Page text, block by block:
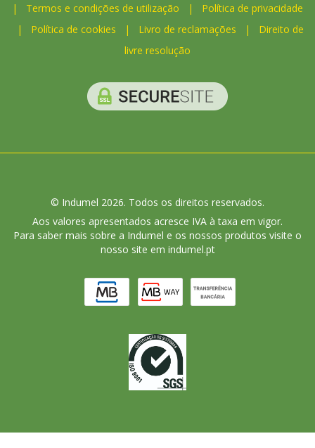
| Termos e condições de utilização | Política de privacidade
| Política de cookies | Livro de reclamações | Direito de
livre resolução
© Indumel 2026. Todos os direitos reservados.
Aos valores apresentados acresce IVA à taxa em vigor.
Para saber mais sobre a Indumel e os nossos produtos visite o
nosso site em indumel.pt